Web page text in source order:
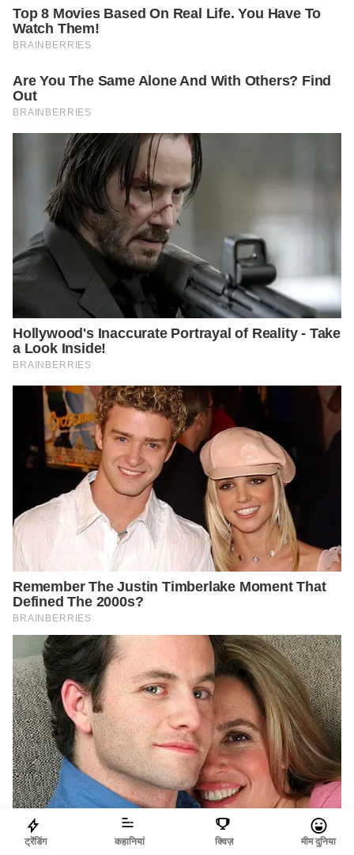
ट्रेंडिंग कहानियां क्विज़ मीम दुनिया